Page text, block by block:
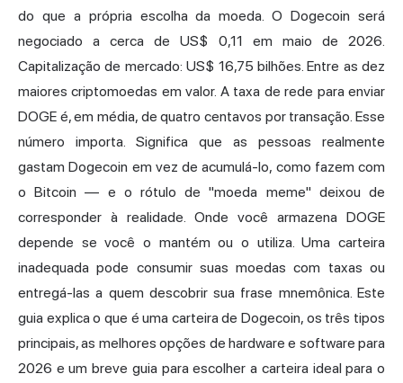
do que a própria escolha da moeda. O Dogecoin será
negociado a cerca de US$ 0,11 em maio de 2026.
Capitalização de mercado: US$ 16,75 bilhões. Entre as dez
maiores criptomoedas em valor. A taxa de rede para enviar
DOGE é, em média, de quatro centavos por transação. Esse
número importa. Significa que as pessoas realmente
gastam Dogecoin em vez de acumulá-lo, como fazem com
o Bitcoin — e o rótulo de "moeda meme" deixou de
corresponder à realidade. Onde você armazena DOGE
depende se você o mantém ou o utiliza. Uma carteira
inadequada pode consumir suas moedas com taxas ou
entregá-las a quem descobrir sua frase mnemônica. Este
guia explica o que é uma carteira de Dogecoin, os três tipos
principais, as melhores opções de hardware e software para
2026 e um breve guia para escolher a carteira ideal para o